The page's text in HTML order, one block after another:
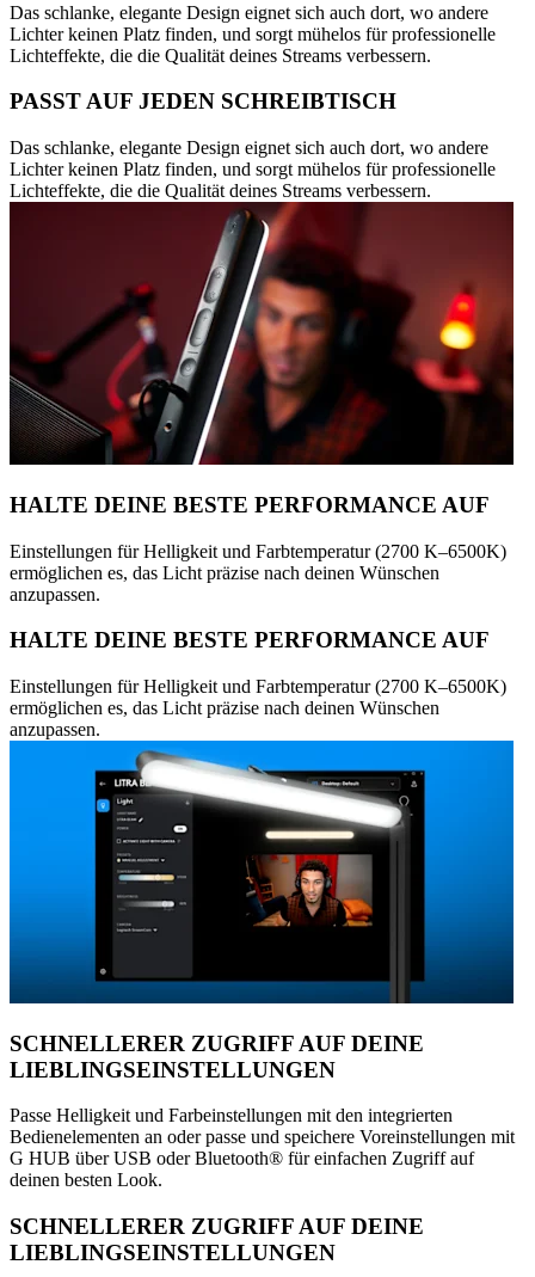
Das schlanke, elegante Design eignet sich auch dort, wo andere
Lichter keinen Platz finden, und sorgt mühelos für professionelle
Lichteffekte, die die Qualität deines Streams verbessern.
PASST AUF JEDEN SCHREIBTISCH
Das schlanke, elegante Design eignet sich auch dort, wo andere
Lichter keinen Platz finden, und sorgt mühelos für professionelle
Lichteffekte, die die Qualität deines Streams verbessern.
HALTE DEINE BESTE PERFORMANCE AUF
Einstellungen für Helligkeit und Farbtemperatur (2700 K–6500K)
ermöglichen es, das Licht präzise nach deinen Wünschen
anzupassen.
HALTE DEINE BESTE PERFORMANCE AUF
Einstellungen für Helligkeit und Farbtemperatur (2700 K–6500K)
ermöglichen es, das Licht präzise nach deinen Wünschen
anzupassen.
SCHNELLERER ZUGRIFF AUF DEINE
LIEBLINGSEINSTELLUNGEN
Passe Helligkeit und Farbeinstellungen mit den integrierten
Bedienelementen an oder passe und speichere Voreinstellungen mit
G HUB über USB oder Bluetooth® für einfachen Zugriff auf
deinen besten Look.
SCHNELLERER ZUGRIFF AUF DEINE
LIEBLINGSEINSTELLUNGEN